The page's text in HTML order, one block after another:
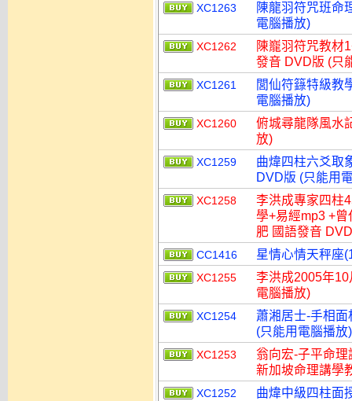
XC1263
陳龍羽符咒班命
電腦播放)
XC1262
陳巃羽符咒教材
發音 DVD版 (只
XC1261
閭仙符籙特級教
電腦播放)
XC1260
俯城尋龍隊風水
放)
XC1259
曲煒四柱六爻取
DVD版 (只能用
XC1258
李洪成專家四柱
學+易經mp3 +
肥 國語發音
CC1416 星情心情天秤座
XC1255
李洪成2005年
電腦播放)
XC1254
蕭湘居士-手相
(只能用電腦播放)
XC1253
翁向宏-子平命
新加坡命理講學
XC1252
曲煒中級四柱面